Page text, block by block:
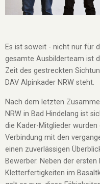
Es ist soweit - nicht nur für
gesamte Ausbilderteam ist
Zeit des gestreckten
DAV Alpinkader NRW steht.
Nach dem letzten
NRW in Bad Hindelang ist
die Kader-Mitglieder
Verbindung mit den
einen zuverlässigen
Bewerber. Neben der
Kletterfertigkeiten im